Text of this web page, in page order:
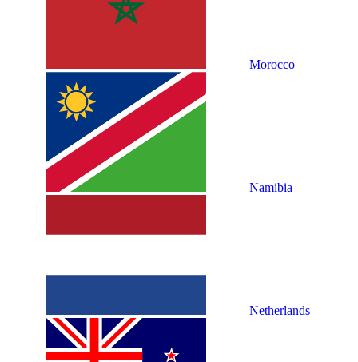
Morocco
Namibia
Netherlands